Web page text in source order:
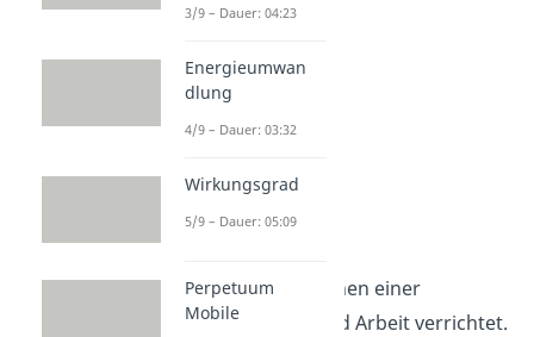
Spannarbeit
Auch beim Spannen einer
Sprungfeder wird Arbeit verrichtet.
3/9 – Dauer: 04:23
Energieumwan
dlung
4/9 – Dauer: 03:32
Wirkungsgrad
5/9 – Dauer: 05:09
Perpetuum
Mobile